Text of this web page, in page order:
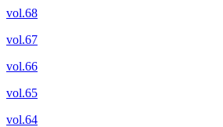
vol.68
vol.67
vol.66
vol.65
vol.64